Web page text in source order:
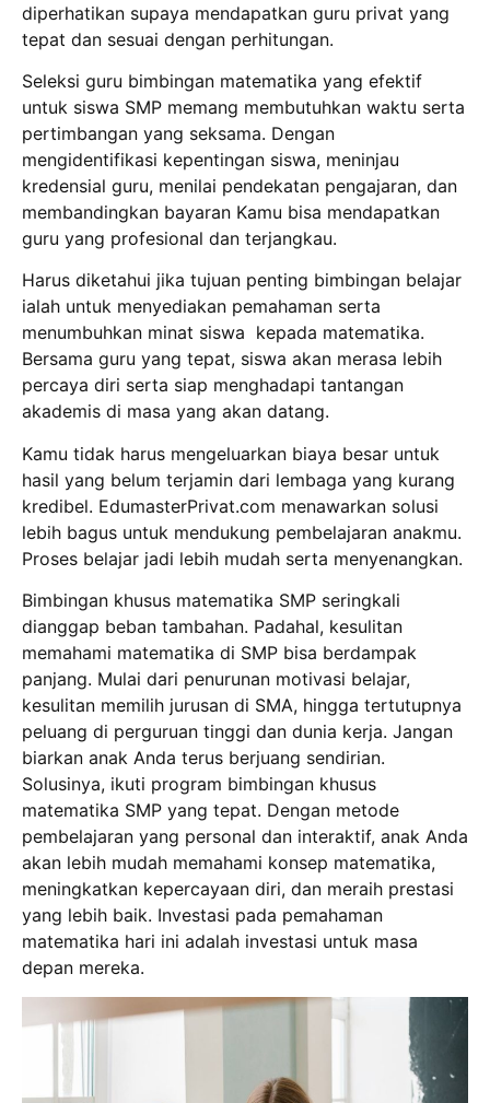
diperhatikan supaya mendapatkan guru privat yang
tepat dan sesuai dengan perhitungan.
Seleksi guru bimbingan matematika yang efektif
untuk siswa SMP memang membutuhkan waktu serta
pertimbangan yang seksama. Dengan
mengidentifikasi kepentingan siswa, meninjau
kredensial guru, menilai pendekatan pengajaran, dan
membandingkan bayaran Kamu bisa mendapatkan
guru yang profesional dan terjangkau.
Harus diketahui jika tujuan penting bimbingan belajar
ialah untuk menyediakan pemahaman serta
menumbuhkan minat siswa kepada matematika.
Bersama guru yang tepat, siswa akan merasa lebih
percaya diri serta siap menghadapi tantangan
akademis di masa yang akan datang.
Kamu tidak harus mengeluarkan biaya besar untuk
hasil yang belum terjamin dari lembaga yang kurang
kredibel. EdumasterPrivat.com menawarkan solusi
lebih bagus untuk mendukung pembelajaran anakmu.
Proses belajar jadi lebih mudah serta menyenangkan.
Bimbingan khusus matematika SMP seringkali
dianggap beban tambahan. Padahal, kesulitan
memahami matematika di SMP bisa berdampak
panjang. Mulai dari penurunan motivasi belajar,
kesulitan memilih jurusan di SMA, hingga tertutupnya
peluang di perguruan tinggi dan dunia kerja. Jangan
biarkan anak Anda terus berjuang sendirian.
Solusinya, ikuti program bimbingan khusus
matematika SMP yang tepat. Dengan metode
pembelajaran yang personal dan interaktif, anak Anda
akan lebih mudah memahami konsep matematika,
meningkatkan kepercayaan diri, dan meraih prestasi
yang lebih baik. Investasi pada pemahaman
matematika hari ini adalah investasi untuk masa
depan mereka.